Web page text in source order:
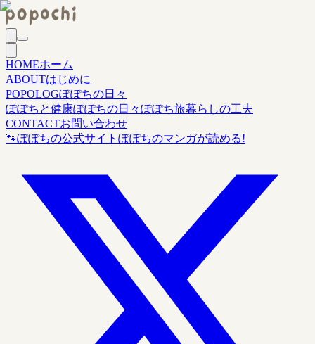
HOMEホーム
ABOUTはじめに
POPOLOGぽぽちの日々
ぽぽちと健康ぽぽちの日々ぽぽち旅暮らしの工夫
CONTACTお問い合わせ
🐾ぽぽちの公式サイト ぽぽちのマンガが読める!